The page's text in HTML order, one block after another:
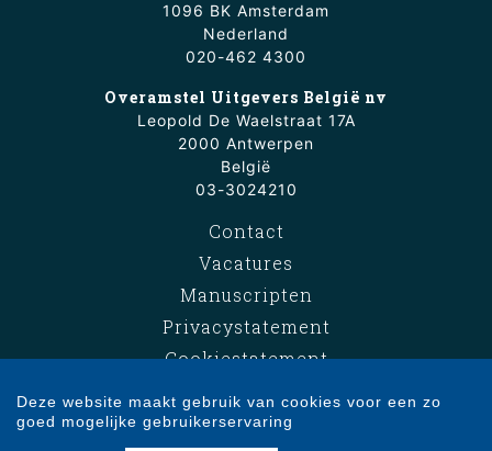
1096 BK Amsterdam
Nederland
020-462 4300
Overamstel Uitgevers België nv
Leopold De Waelstraat 17A
2000 Antwerpen
België
03-3024210
Contact
Vacatures
Manuscripten
Privacystatement
Cookiestatement
Deze website maakt gebruik van cookies voor een zo
goed mogelijke gebruikerservaring